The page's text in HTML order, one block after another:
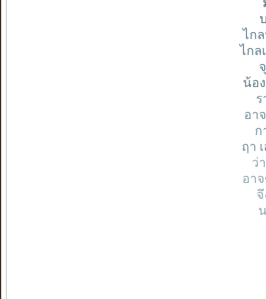
ไก
ไกล
น้อ
อา
ก
ฤา
ว่
อา